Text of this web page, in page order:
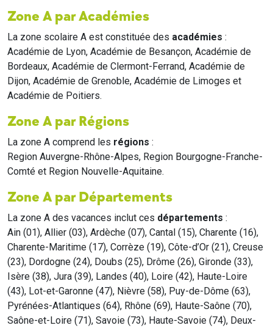
Zone A par Académies
La zone scolaire A est constituée des académies :
Académie de Lyon, Académie de Besançon, Académie de
Bordeaux, Académie de Clermont-Ferrand, Académie de
Dijon, Académie de Grenoble, Académie de Limoges et
Académie de Poitiers.
Zone A par Régions
La zone A comprend les régions :
Region Auvergne-Rhône-Alpes, Region Bourgogne-Franche-
Comté et Region Nouvelle-Aquitaine.
Zone A par Départements
La zone A des vacances inclut ces départements :
Ain (01), Allier (03), Ardèche (07), Cantal (15), Charente (16),
Charente-Maritime (17), Corrèze (19), Côte-d’Or (21), Creuse
(23), Dordogne (24), Doubs (25), Drôme (26), Gironde (33),
Isère (38), Jura (39), Landes (40), Loire (42), Haute-Loire
(43), Lot-et-Garonne (47), Nièvre (58), Puy-de-Dôme (63),
Pyrénées-Atlantiques (64), Rhône (69), Haute-Saône (70),
Saône-et-Loire (71), Savoie (73), Haute-Savoie (74), Deux-